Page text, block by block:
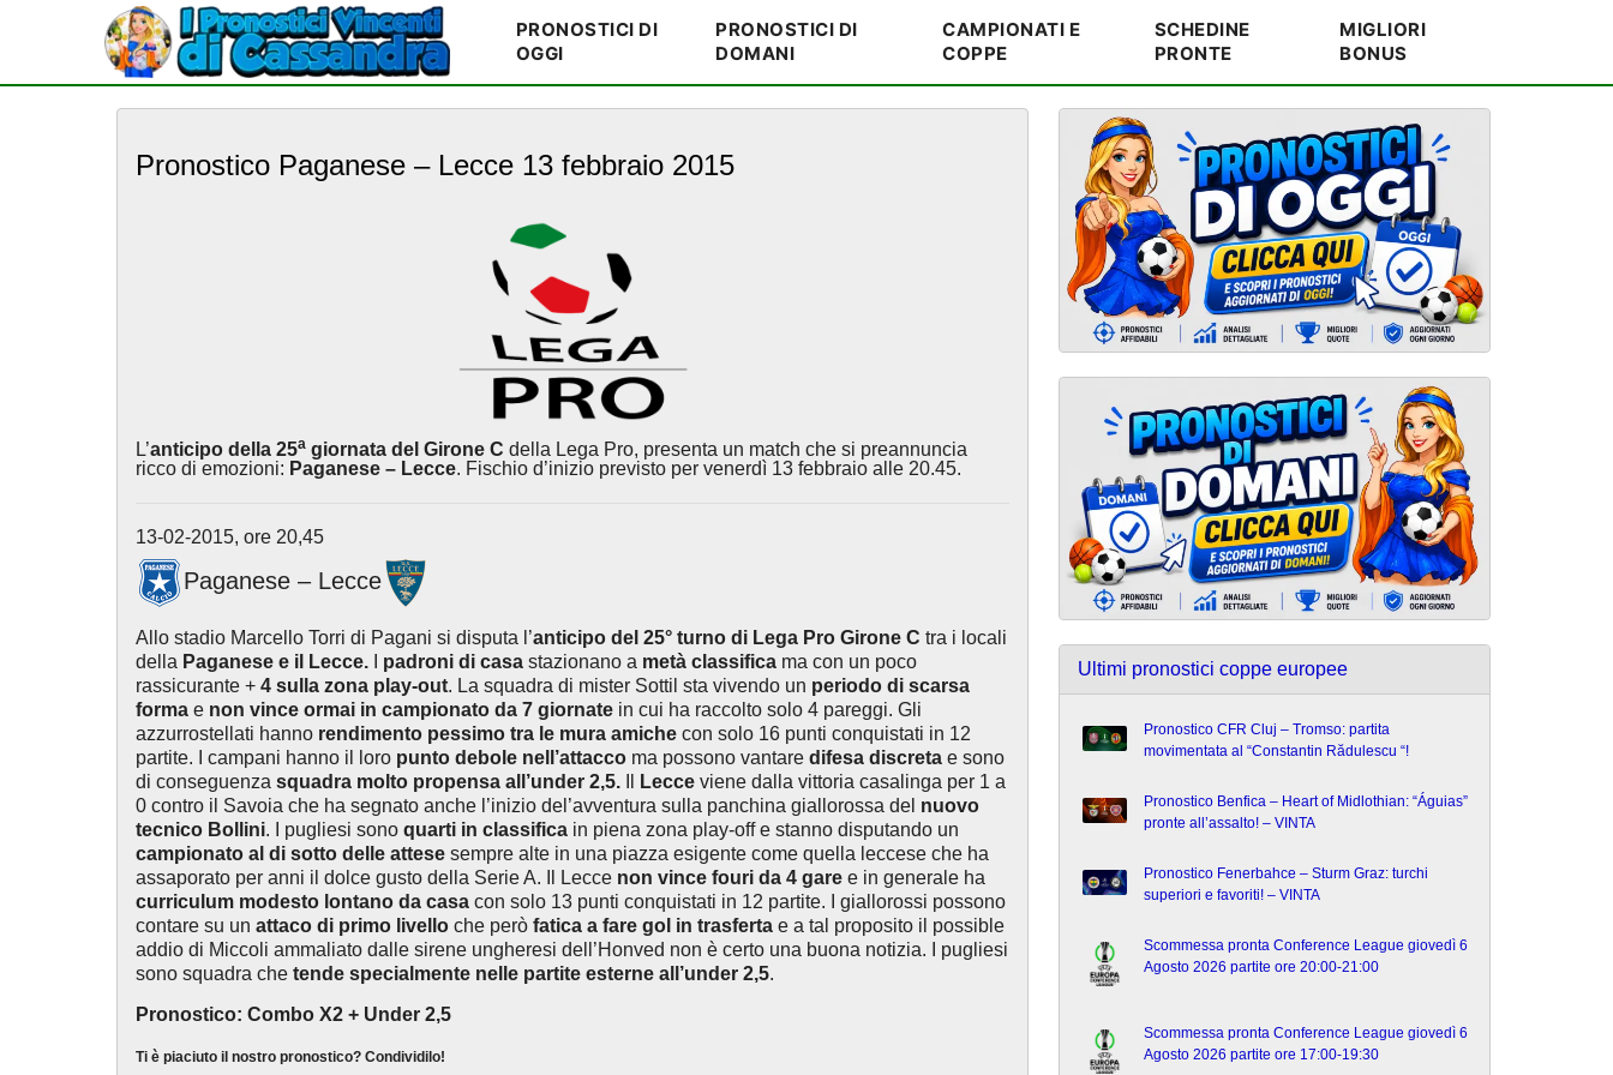
PRONOSTICI DI
OGGI
PRONOSTICI DI
DOMANI
CAMPIONATI E
COPPE
SCHEDINE
PRONTE
MIGLIORI
BONUS
Pronostico Paganese – Lecce 13 febbraio 2015
L’anticipo della 25a giornata del Girone C della Lega Pro, presenta un match che si preannuncia
ricco di emozioni: Paganese – Lecce. Fischio d’inizio previsto per venerdì 13 febbraio alle 20.45.
13-02-2015, ore 20,45
Paganese – Lecce
Allo stadio Marcello Torri di Pagani si disputa l’anticipo del 25° turno di Lega Pro Girone C tra i locali
della Paganese e il Lecce. padroni di casa stazionano a metà classifica ma con un poco
rassicurante + 4 sulla zona play-out. La squadra di mister Sottil sta vivendo un periodo di scarsa
forma e non vince ormai in campionato da 7 giornate in cui ha raccolto solo 4 pareggi. Gli
azzurrostellati hanno rendimento pessimo tra le mura amiche con solo 16 punti conquistati in 12
partite. I campani hanno il loro punto debole nell’attacco ma possono vantare difesa discreta e sono
di conseguenza squadra molto propensa all’under 2,5. Lecce viene dalla vittoria casalinga per 1 a
0 contro il Savoia che ha segnato anche l’inizio del’avventura sulla panchina giallorossa del nuovo
tecnico Bollini. I pugliesi sono quarti in classifica in piena zona play-off e stanno disputando un
campionato al di sotto delle attese sempre alte in una piazza esigente come quella leccese che ha
assaporato per anni il dolce gusto della Serie A. Il Lecce non vince fouri da 4 gare e in generale ha
curriculum modesto lontano da casa con solo 13 punti conquistati in 12 partite. I giallorossi possono
contare su un attaco di primo livello che però fatica a fare gol in trasferta e a tal proposito il possible
addio di Miccoli ammaliato dalle sirene ungheresi dell’Honved non è certo una buona notizia. I pugliesi
sono squadra che tende specialmente nelle partite esterne all’under 2,5.
Pronostico: Combo X2 + Under 2,5
Ti è piaciuto il nostro pronostico? Condividilo!
Ultimi pronostici coppe europee
Pronostico CFR Cluj – Tromso: partita
movimentata al “Constantin Rădulescu “!
Pronostico Benfica – Heart of Midlothian: “Águias”
pronte all’assalto! – VINTA
Pronostico Fenerbahce – Sturm Graz: turchi
superiori e favoriti! – VINTA
Scommessa pronta Conference League giovedì 6
Agosto 2026 partite ore 20:00-21:00
Scommessa pronta Conference League giovedì 6
Agosto 2026 partite ore 17:00-19:30